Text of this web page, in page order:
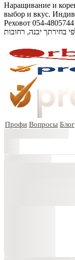
Наращивание и
выбор и вкус.
Реховот 054-4805744 בניית ציפורניים. מילוי - אקריל, ג'ל קישוטים
בחירתך יבנה, רחובות
Профи Вопросы Блог